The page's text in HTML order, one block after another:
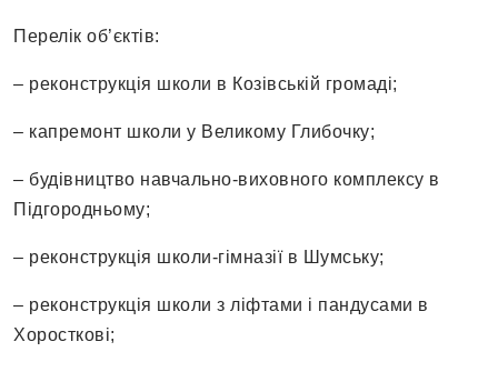
Перелік об’єктів:
– реконструкція школи в Козівській громаді;
– капремонт школи у Великому Глибочку;
– будівництво навчально-виховного комплексу в
Підгородньому;
– реконструкція школи-гімназії в Шумську;
– реконструкція школи з ліфтами і пандусами в
Хоросткові;